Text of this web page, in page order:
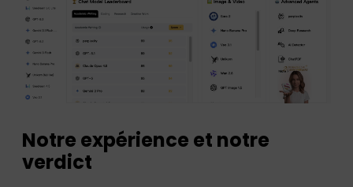
Notre expérience et notre
verdict